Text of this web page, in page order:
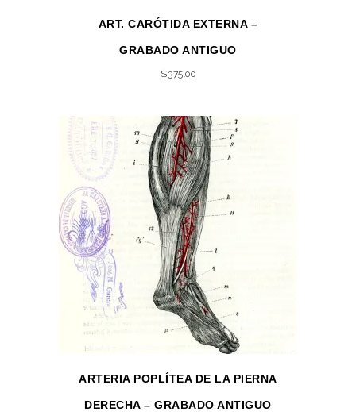
ART. CARÓTIDA EXTERNA –
GRABADO ANTIGUO
$375.00
ARTERIA POPLÍTEA DE LA PIERNA
DERECHA – GRABADO ANTIGUO